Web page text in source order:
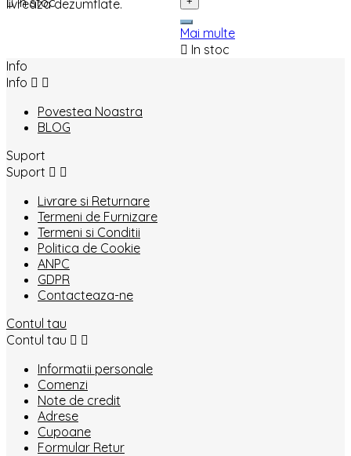
livreaza dezumflate.
Mai multe
 In stoc
Info
Info  
Povestea Noastra
BLOG
Suport
Suport  
Livrare si Returnare
Termeni de Furnizare
Termeni si Conditii
Politica de Cookie
ANPC
GDPR
Contacteaza-ne
Contul tau
Contul tau  
Informatii personale
Comenzi
Note de credit
Adrese
Cupoane
Formular Retur